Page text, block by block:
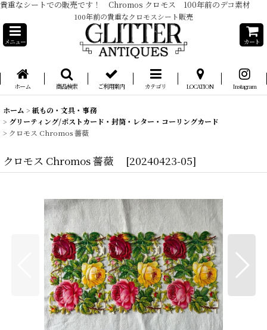
貴重なシートでの販売です！ Chromos クロモス 100年前のデコ素材
100年前の貴重なクロモスシート販売
メニュー カート
ホーム 商品検索 ご利用案内 カテゴリ LOCATION Instagram
ホーム > 紙もの・文具・事務
> グリーティング/ポストカード・封筒・レター・コーリングカード
> クロモス Chromos 薔薇
クロモス Chromos 薔薇 [20240423-05]